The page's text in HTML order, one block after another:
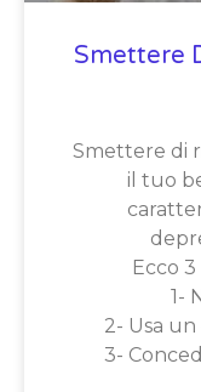
Smettere
Smettere di
il tuo
Ecco
1-
2- Usa
3-